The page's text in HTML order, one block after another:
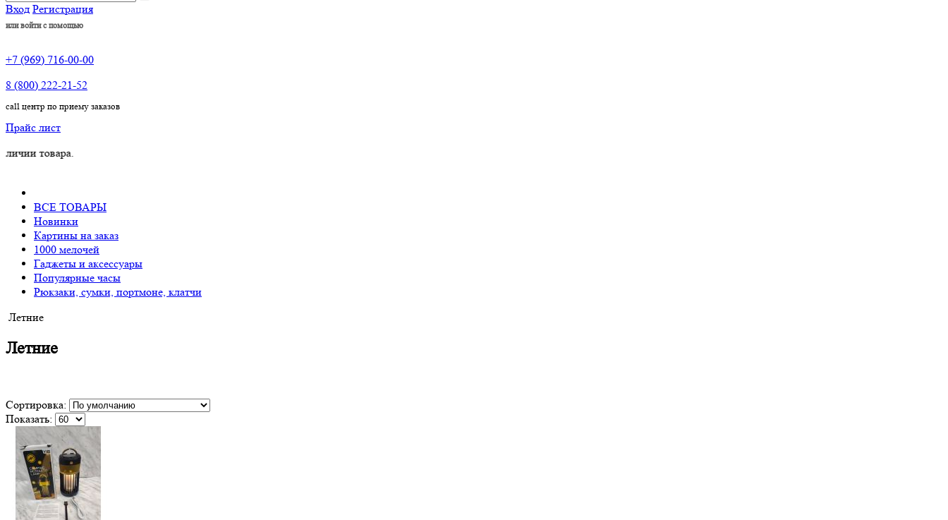
Вход Регистрация
или войти с помощью
+7 (969) 716-00-00
8 (800) 222-21-52
call центр по приему заказов
Прайс лист
ВСЕ ТОВАРЫ
Новинки
Картины на заказ
1000 мелочей
Гаджеты и аксессуары
Популярные часы
Рюкзаки, сумки, портмоне, клатчи
Летние
Летние
Сортировка:
Показать: